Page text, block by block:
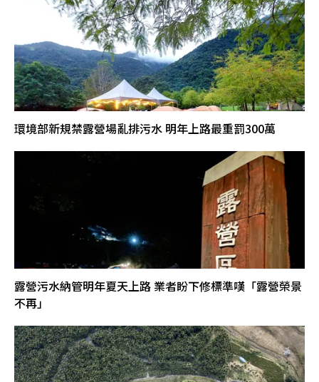
環境部新規禁露營場亂排污水 明年上路最重罰300萬
露營污水納管明年夏天上路 業者盼下修標準嘆「露營榮景
不再」